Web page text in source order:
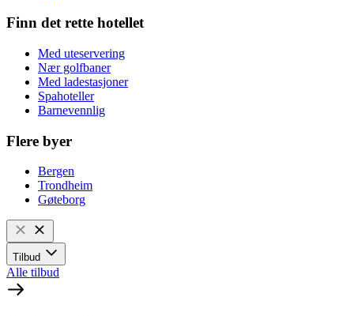
Finn det rette hotellet
Med uteservering
Nær golfbaner
Med ladestasjoner
Spahoteller
Barnevennlig
Flere byer
Bergen
Trondheim
Gøteborg
Tilbud
Alle tilbud